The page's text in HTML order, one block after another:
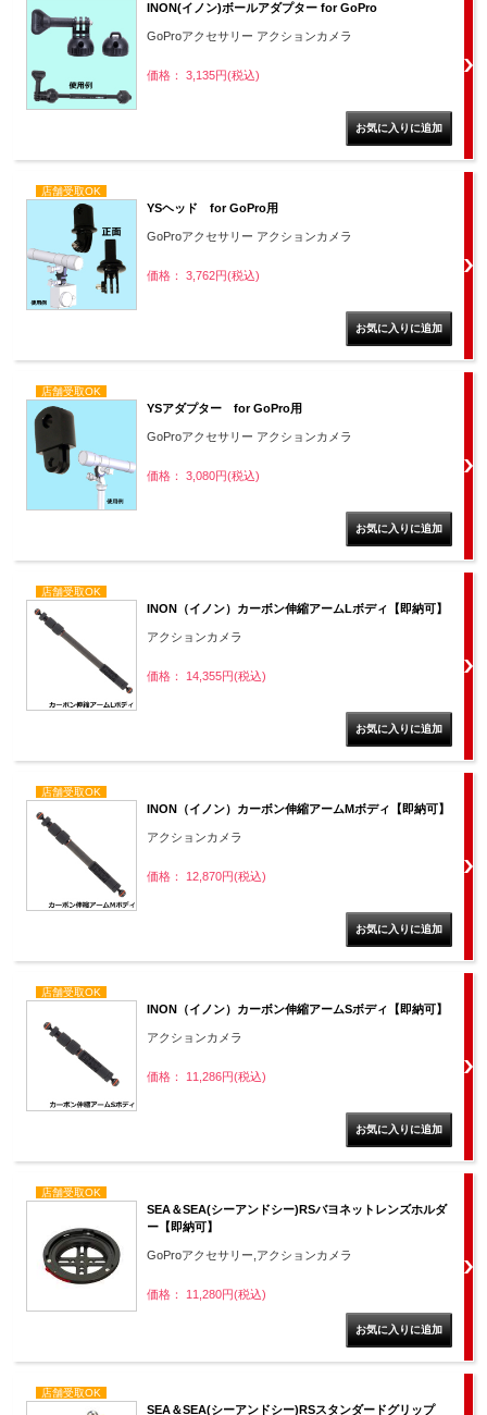
INON(イノン)ボールアダプター for GoPro
GoProアクセサリー アクションカメラ
価格： 3,135円(税込)
店舗受取OK
YSヘッド for GoPro用
GoProアクセサリー アクションカメラ
価格： 3,762円(税込)
店舗受取OK
YSアダプター for GoPro用
GoProアクセサリー アクションカメラ
価格： 3,080円(税込)
店舗受取OK
INON（イノン）カーボン伸縮アームLボディ【即納可】
アクションカメラ
価格： 14,355円(税込)
店舗受取OK
INON（イノン）カーボン伸縮アームMボディ【即納可】
アクションカメラ
価格： 12,870円(税込)
店舗受取OK
INON（イノン）カーボン伸縮アームSボディ【即納可】
アクションカメラ
価格： 11,286円(税込)
店舗受取OK
SEA＆SEA(シーアンドシー)RSバヨネットレンズホルダ
ー【即納可】
GoProアクセサリー,アクションカメラ
価格： 11,280円(税込)
店舗受取OK
SEA＆SEA(シーアンドシー)RSスタンダードグリップ